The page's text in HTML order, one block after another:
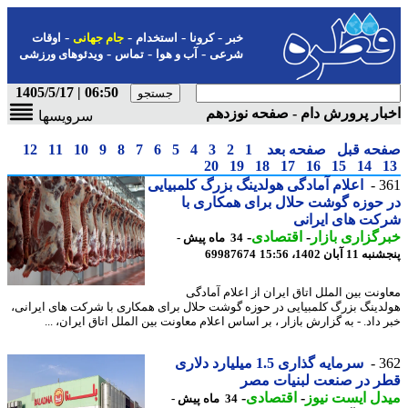
-کرونا-استخدام- جام جهانی-اوقات
شرعی-آب و هوا-تماس-ویدئوهای ورزشی
06:50 | 1405/5/17
پرورش دام - صفحه نوزدهم
سرویسها
قبل صفحه بعد 1
2
3
4
5
6
7
8
9
10
11
12
14
15
16
17
18
19
20
اعلام آمادگی هولدینگ بزرگ کلمبیایی
حوزه گوشت حلال برای همکاری با
های ایرانی
بازار- اقتصادی-
34 ماه پیش -
آبان 1402، 15:56
69987674
بین الملل اتاق ایران از اعلام آمادگی
بزرگ کلمبیایی در حوزه گوشت حلال برای همکاری با شرکت های ایرانی،
داد. - به گزارش بازار ، بر اساس اعلام معاونت بین الملل اتاق ایران، ...
سرمایه گذاری 1.5 میلیارد دلاری
در صنعت لبنیات مصر
ایست نیوز-اقتصادی-
34 ماه پیش -